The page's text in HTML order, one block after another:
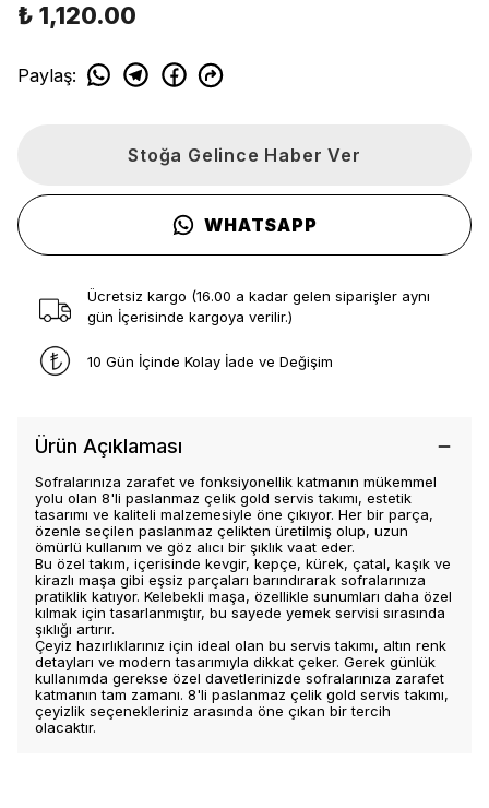
₺ 1,120.00
Paylaş:
Stoğa Gelince Haber Ver
WHATSAPP
Ücretsiz kargo (16.00 a kadar gelen siparişler aynı
gün İçerisinde kargoya verilir.)
10 Gün İçinde Kolay İade ve Değişim
Ürün Açıklaması
Sofralarınıza zarafet ve fonksiyonellik katmanın mükemmel
yolu olan 8'li paslanmaz çelik gold servis takımı, estetik
tasarımı ve kaliteli malzemesiyle öne çıkıyor. Her bir parça,
özenle seçilen paslanmaz çelikten üretilmiş olup, uzun
ömürlü kullanım ve göz alıcı bir şıklık vaat eder.
Bu özel takım, içerisinde kevgir, kepçe, kürek, çatal, kaşık ve
kirazlı maşa gibi eşsiz parçaları barındırarak sofralarınıza
pratiklik katıyor. Kelebekli maşa, özellikle sunumları daha özel
kılmak için tasarlanmıştır, bu sayede yemek servisi sırasında
şıklığı artırır.
Çeyiz hazırlıklarınız için ideal olan bu servis takımı, altın renk
detayları ve modern tasarımıyla dikkat çeker. Gerek günlük
kullanımda gerekse özel davetlerinizde sofralarınıza zarafet
katmanın tam zamanı. 8'li paslanmaz çelik gold servis takımı,
çeyizlik seçenekleriniz arasında öne çıkan bir tercih
olacaktır.